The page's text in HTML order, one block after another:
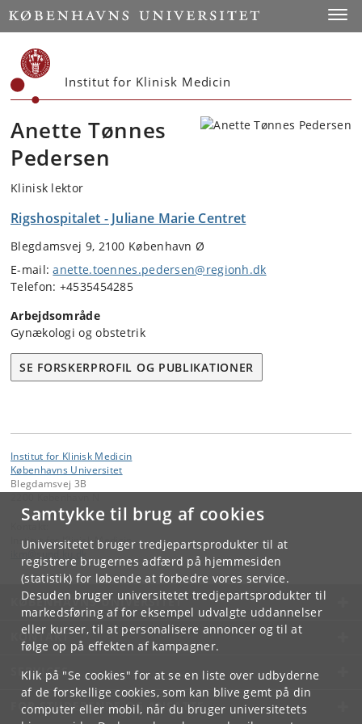
Samtykke til brug af cookies
Universitetet bruger tredjepartsprodukter til at
registrere brugernes adfærd på hjemmesiden
(statistik) for løbende at forbedre vores service.
Desuden bruger universitetet tredjepartsprodukter til
markedsføring af for eksempel udvalgte uddannelser
eller kurser, til at personalisere annoncer og til at
følge op på effekten af kampagner.
Klik på "Se cookies" for at se en liste over udbyderne
af de forskellige cookies, som kan blive gemt på din
computer eller mobil, når du bruger universitetets
Start
Institut for Klinisk Medicin
Anette Tønnes
Pedersen
Klinisk lektor
Rigshospitalet - Juliane Marie Centret
Blegdamsvej 9, 2100 København Ø
E-mail:anette.toennes.pedersen@regionh.dk
Telefon: +4535454285
Arbejdsområde
Gynækologi og obstetrik
SE FORSKERPROFIL OG PUBLIKATIONER
Institut for Klinisk Medicin
Københavns Universitet
Blegdamsvej 3B
Institut for Klinisk Medicin
KØBENHAVNS UNIVERSITET
KONTAKT
SERVICES
FOR STUDERENDE OG ANSATTE